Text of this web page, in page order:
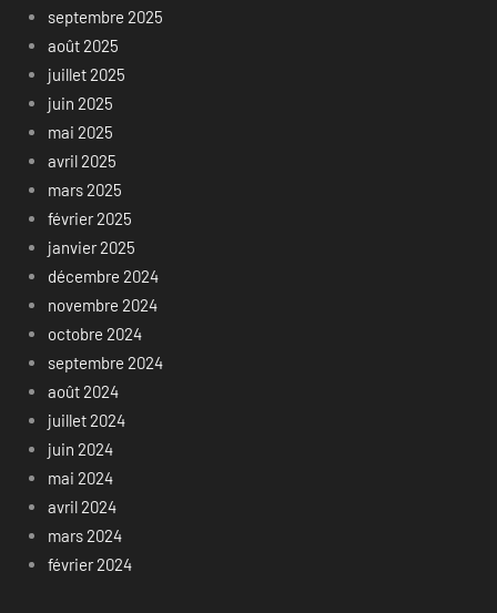
septembre 2025
août 2025
juillet 2025
juin 2025
mai 2025
avril 2025
mars 2025
février 2025
janvier 2025
décembre 2024
novembre 2024
octobre 2024
septembre 2024
août 2024
juillet 2024
juin 2024
mai 2024
avril 2024
mars 2024
février 2024